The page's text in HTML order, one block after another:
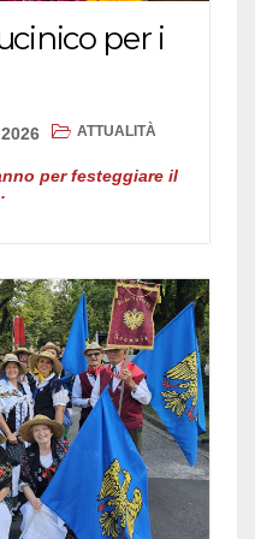
per i
ATTUALITÀ
per festeggiare il